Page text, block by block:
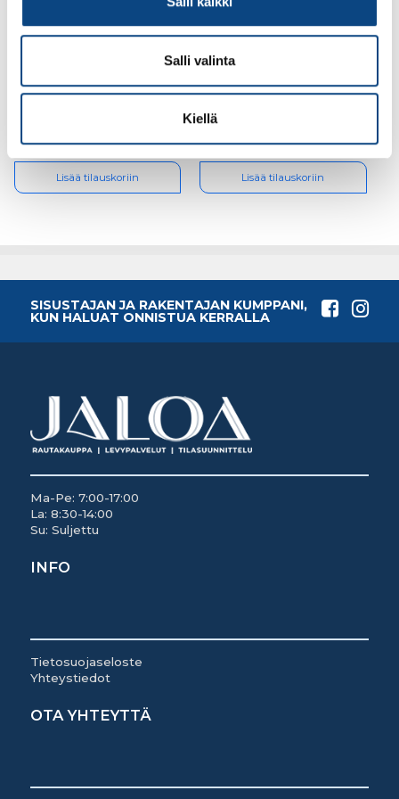
Salli valinta
Kiellä
25M, poistuva
Lisää tilauskoriin
R3 roller S3 koko 40,
poistuva
Lisää tilauskoriin
SISUSTAJAN JA RAKENTAJAN KUMPPANI,
KUN HALUAT ONNISTUA KERRALLA
Ma-Pe: 7:00-17:00
La: 8:30-14:00
Su: Suljettu
INFO
Tietosuojaseloste
Yhteystiedot
OTA YHTEYTTÄ